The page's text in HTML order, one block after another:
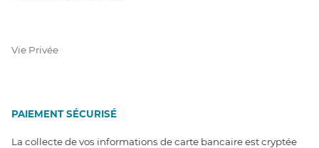
Vie Privée
PAIEMENT SÉCURISÉ
La collecte de vos informations de carte bancaire est cryptée